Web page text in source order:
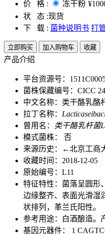
价 格 : 冻干粉
状 态 :现货
下 载 : 菌种说明书 打
立即购买 加入购物车 收藏
产品介绍
平台资源号：
菌株保藏编号：CICC
中文名称：类干酪乳酪
拉丁名称：
曾用名：
类干酪乳杆菌
模式菌株： 否
来源历史：←北京工商
收藏时间：2018-12-05
原始编号：L11
特征特性：菌落呈圆形
边缘整齐、表面光滑湿
状排列，革兰氏阳性。
参考用途：白酒酿造。
基因元器件： 1